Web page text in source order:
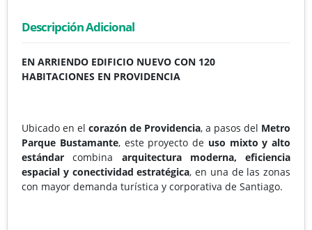
Descripción Adicional
EN ARRIENDO EDIFICIO NUEVO CON 120
HABITACIONES EN PROVIDENCIA
Ubicado en el corazón de Providencia, a pasos del Metro
Parque Bustamante, este proyecto de uso mixto y alto
estándar combina arquitectura moderna, eficiencia
espacial y conectividad estratégica, en una de las zonas
con mayor demanda turística y corporativa de Santiago.